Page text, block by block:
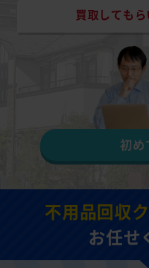
買取しても
初め
不用品回収
お任せ